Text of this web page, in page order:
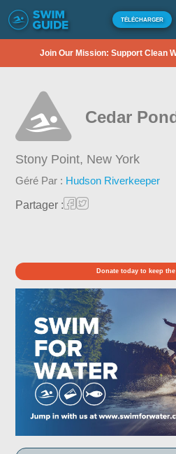
TÉLÉCHARGER
Join Our Mission: Support Clean
Cedar
Stony Point, New York
Géré Par : Hudson Riverkeeper
Partager :
Donate today to keep